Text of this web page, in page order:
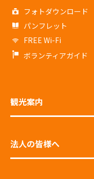
フォトダウンロード
パンフレット
FREE Wi-Fi
ボランティアガイド
観光案内
法人の皆様へ